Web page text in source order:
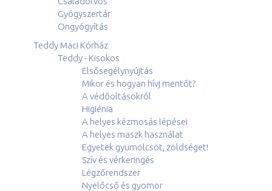
Gyógyszertár
Öngyógyítás
Teddy Maci Kórház
Teddy - Kisokos
Elsősegélynyújtás
Mikor és hogyan hívj mentőt?
A védőoltásokról
Higiénia
A helyes kézmosás lépései
A helyes maszk használat
Egyetek gyümölcsöt, zöldséget!
Szív és vérkeringés
Légzőrendszer
Nyelőcső és gyomor